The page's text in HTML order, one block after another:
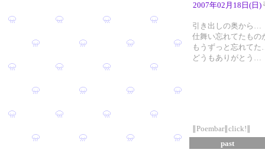
2007年02月18日(日)
引き出しの奥から…
仕舞い忘れてたも
もうずっと忘れて
どうもありがとう…
∥Poembar∥click!∥
past